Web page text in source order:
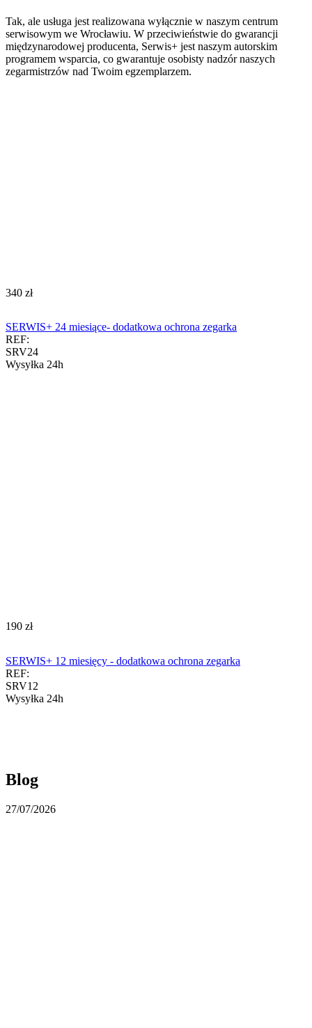
Tak, ale usługa jest realizowana wyłącznie w naszym centrum
serwisowym we Wrocławiu. W przeciwieństwie do gwarancji
międzynarodowej producenta, Serwis+ jest naszym autorskim
programem wsparcia, co gwarantuje osobisty nadzór naszych
zegarmistrzów nad Twoim egzemplarzem.
‍340‍ zł
SERWIS+ 24 miesiące- dodatkowa ochrona zegarka
REF:
SRV24
Wysyłka 24h
‍190‍ zł
SERWIS+ 12 miesięcy - dodatkowa ochrona zegarka
REF:
SRV12
Wysyłka 24h
Blog
27/07/2026